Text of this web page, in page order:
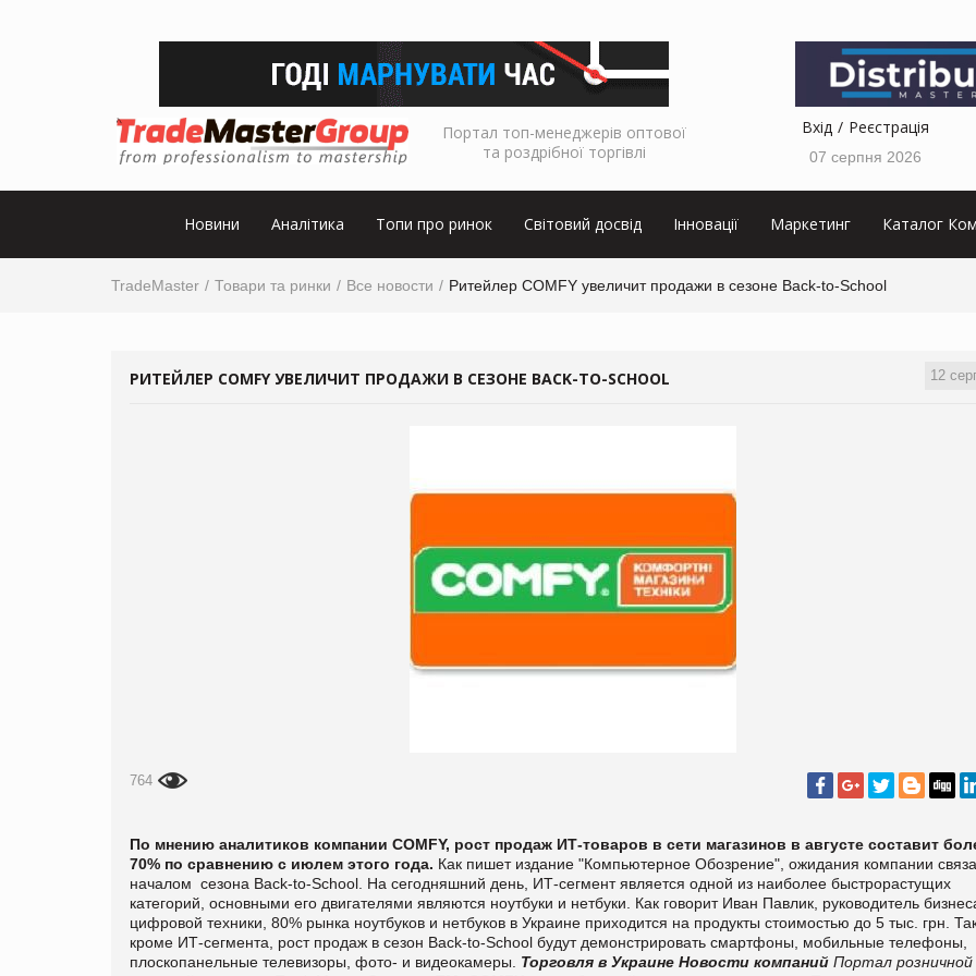
Портал топ-менеджерів оптової
та роздрібної торгівлі
Вхід Реєстрація
07 серпня 2026
Новини Аналітика Топи про ринок Світовий досвід Інновації Маркетинг Каталог
TradeMaster Товари та ринки Все новости Ритейлер COMFY увеличит продажи в сезоне Back-to-School
12
РИТЕЙЛЕР COMFY УВЕЛИЧИТ ПРОДАЖИ В СЕЗОНЕ BACK-TO-SCHOOL
764
По мнению аналитиков компании COMFY, рост продаж ИТ-товаров в сети магазинов в августе составит
70% по сравнению с июлем этого года. Как пишет издание "Компьютерное Обозрение", ожидания компании
началом сезона Back-to-School. На сегодняшний день, ИТ-сегмент является одной из наиболее быстрорастущих
категорий, основными его двигателями являются ноутбуки и нетбуки. Как говорит Иван Павлик, руководитель
цифровой техники, 80% рынка ноутбуков и нетбуков в Украине приходится на продукты стоимостью до 5 тыс. грн.
кроме ИТ-сегмента, рост продаж в сезон Back-to-School будут демонстрировать смартфоны, мобильные телефоны,
плоскопанельные телевизоры, фото- и видеокамеры. Торговля в Украине Новости компаний Портал розничной